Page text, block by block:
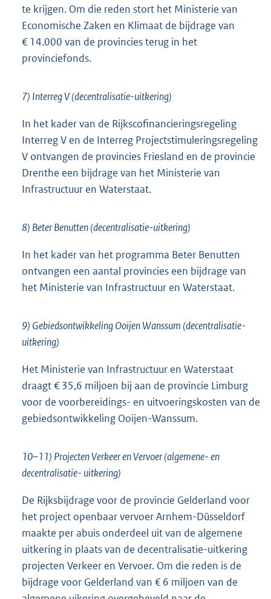
te krijgen. Om die reden stort het Ministerie van
Economische Zaken en Klimaat de bijdrage van
€ 14.000 van de provincies terug in het
provinciefonds.
7) Interreg V (decentralisatie-uitkering)
In het kader van de Rijkscofinancieringsregeling
Interreg V en de Interreg Projectstimuleringsregeling
V ontvangen de provincies Friesland en de provincie
Drenthe een bijdrage van het Ministerie van
Infrastructuur en Waterstaat.
8) Beter Benutten (decentralisatie-uitkering)
In het kader van het programma Beter Benutten
ontvangen een aantal provincies een bijdrage van
het Ministerie van Infrastructuur en Waterstaat.
9) Gebiedsontwikkeling Ooijen Wanssum (decentralisatie-
uitkering)
Het Ministerie van Infrastructuur en Waterstaat
draagt € 35,6 miljoen bij aan de provincie Limburg
voor de voorbereidings- en uitvoeringskosten van de
gebiedsontwikkeling Ooijen-Wanssum.
10–11) Projecten Verkeer en Vervoer (algemene- en
decentralisatie- uitkering)
De Rijksbijdrage voor de provincie Gelderland voor
het project openbaar vervoer Arnhem-Düsseldorf
maakte per abuis onderdeel uit van de algemene
uitkering in plaats van de decentralisatie-uitkering
projecten Verkeer en Vervoer. Om die reden is de
bijdrage voor Gelderland van € 6 miljoen van de